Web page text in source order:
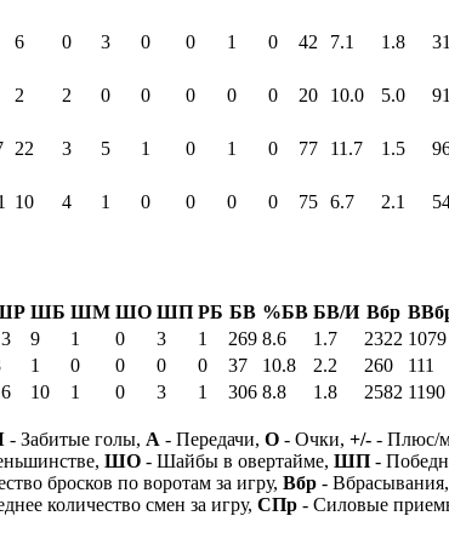
6 0 3 0 0 1 0 42 7.1 1.8
2 2 0 0 0 0 0 20 10.0 5.0 91
22 3 5 1 0 1 0 77 11.7 1.5
10 4 1 0 0 0 0 75 6.7 2.1
ШБ ШМ ШО ШП РБ БВ %БВ БВ/И Вбр
9 1 0 3 1 269 8.6 1.7 2322 1079
1 0 0 0 0 37 10.8 2.2 260 111
10 1 0 3 1 306 8.8 1.8 2582 1190
- Забитые голы, А - Передачи, О - Очки, +/- - Плюс/
ШО - Шайбы в овертайме, ШП -
бросков по воротам за игру, Вбр - Вбрасывания,
количество смен за игру, СПр - Силовые